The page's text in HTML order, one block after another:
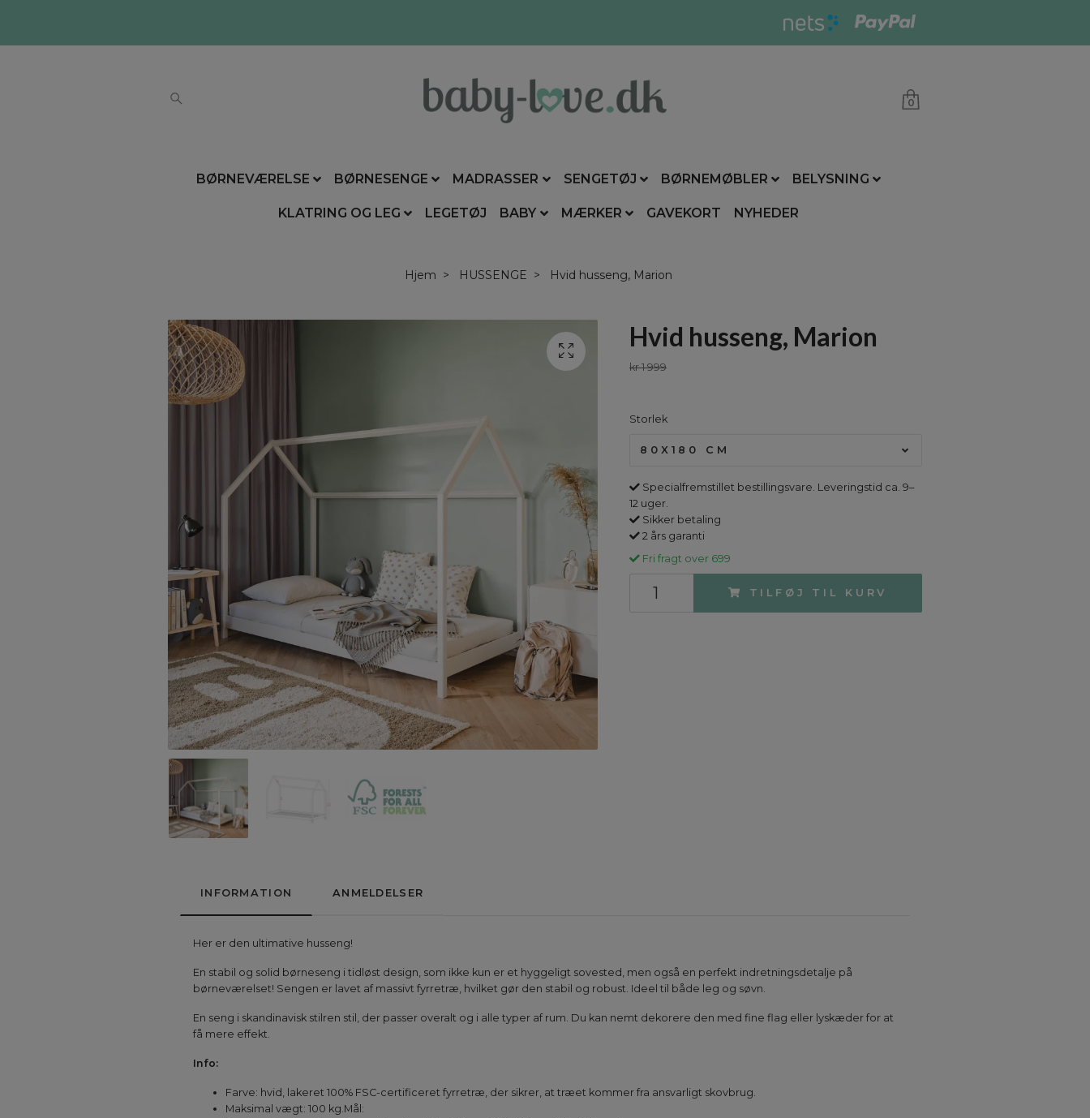
0
BØRNEVÆRELSE BØRNESENGE MADRASSER SENGETØJ BØRNEMØBLER BELYSNING
KLATRING OG LEG LEGETØJ BABY MÆRKER GAVEKORT NYHEDER
Hjem HUSSENGE Hvid husseng, Marion
Hvid husseng, Marion
kr 1 999
Storlek
80X180 CM
Specialfremstillet bestillingsvare. Leveringstid ca. 9–
12 uger.
Sikker betaling
2 års garanti
Fri fragt over 699
TILFØJ TIL KURV
INFORMATION ANMELDELSER
Her er den ultimative husseng!
En stabil og solid børneseng i tidløst design, som ikke kun er et hyggeligt sovested, men også en perfekt indretningsdetalje på
børneværelset! Sengen er lavet af massivt fyrretræ, hvilket gør den stabil og robust. Ideel til både leg og søvn.
En seng i skandinavisk stilren stil, der passer overalt og i alle typer af rum. Du kan nemt dekorere den med fine flag eller lyskæder for at
få mere effekt.
Info:
Farve: hvid, lakeret 100% FSC-certificeret fyrretræ, der sikrer, at træet kommer fra ansvarligt skovbrug.
Maksimal vægt: 100 kg.Mål: